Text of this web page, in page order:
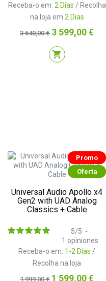
Receba-o em: 2 Dias / Recolha
na loja em 2 Dias
Preço
normal
3 640,00 € Preço
3 599,00 €
shopping_cart
Promo
Oferta
Universal Audio Apollo x4
Gen2 with UAD Analog
Classics + Cable
Receba-o em: 1-2 Dias /
Recolha na loja
5/5 -
1 opiniones
Preço
1 999,00 € Preço
1 599,00 €